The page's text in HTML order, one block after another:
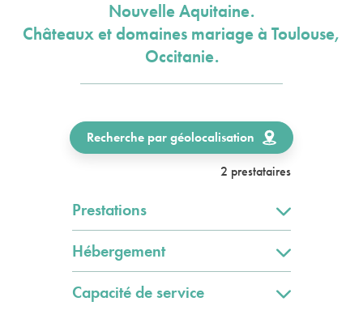
Nouvelle Aquitaine.
Châteaux et domaines mariage à Toulouse,
Occitanie.
Recherche par géolocalisation
2 prestataires
Prestations
Hébergement
Capacité de service